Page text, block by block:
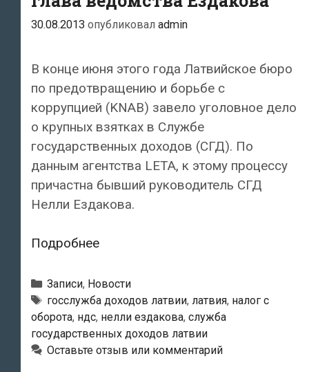
Лиепаи
по
Подрядчиков
30.08.2013 опубликовал admin
В конце июня этого года Латвийское бюро
по предотвращению и борьбе с
коррупцией (KNAB) завело уголовное дело
о крупных взятках в Службе
государственных доходов (СГД). По
данным агентства LЕТА, к этому процессу
причастна бывший руководитель СГД
Нелли Ездакова.
ПодробнееЛатвийское
по
предотвращению
и
борьбе
с
Рубрики
Записи, Новости
Метки
госслужба доходов латвии, латвия, налог с
оборота, ндс, нелли ездакова, служба
государственных доходов латвии
Оставьте отзыв или комментарий